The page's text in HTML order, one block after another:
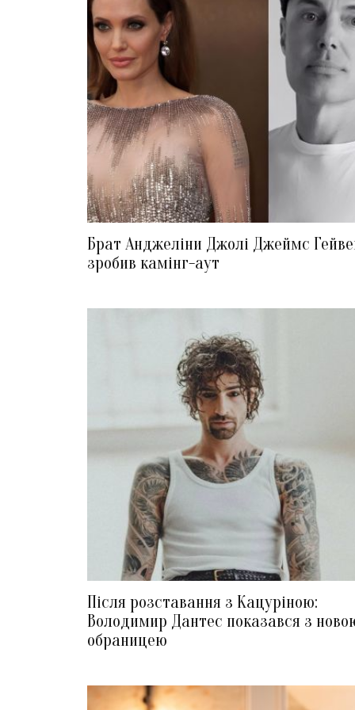
Брат Анджеліни Джолі Джеймс
зробив камінг-аут
Після розставання з Кацуріною:
Володимир Дантес показався з
обраницею